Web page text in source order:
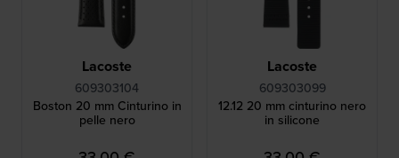
Lacoste
609303104
Boston 20 mm Cinturino in
pelle nero
Lacoste
609303099
12.12 20 mm cinturino nero
in silicone